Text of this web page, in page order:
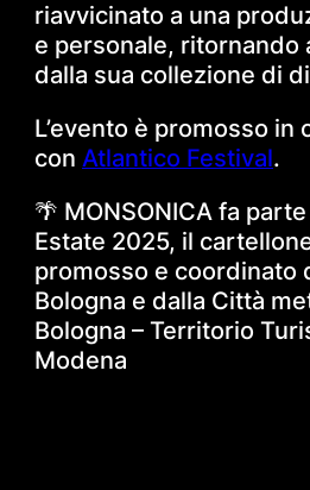
riavvicinato a una
e personale, ritornando
dalla sua collezione di
L’evento è promosso in
con Atlantico Festival.
🌴 MONSONICA fa
Estate 2025, il
promosso e coordinato
Bologna e dalla Città
Bologna – Territorio
Modena